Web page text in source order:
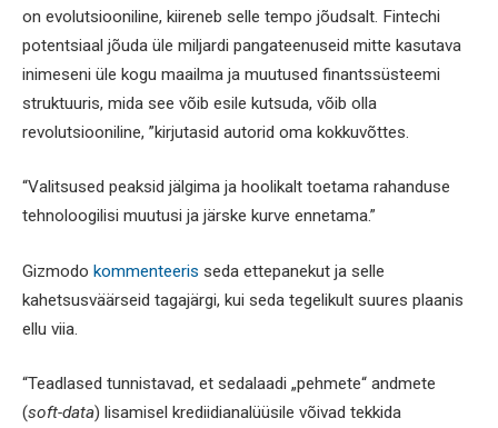
on evolutsiooniline, kiireneb selle tempo jõudsalt. Fintechi
potentsiaal jõuda üle miljardi pangateenuseid mitte kasutava
inimeseni üle kogu maailma ja muutused finantssüsteemi
struktuuris, mida see võib esile kutsuda, võib olla
revolutsiooniline, ”kirjutasid autorid oma kokkuvõttes.
“Valitsused peaksid jälgima ja hoolikalt toetama rahanduse
tehnoloogilisi muutusi ja järske kurve ennetama.”
Gizmodo kommenteeris seda ettepanekut ja selle
kahetsusväärseid tagajärgi, kui seda tegelikult suures plaanis
ellu viia.
“Teadlased tunnistavad, et sedalaadi „pehmete“ andmete
(soft-data) lisamisel krediidianalüüsile võivad tekkida